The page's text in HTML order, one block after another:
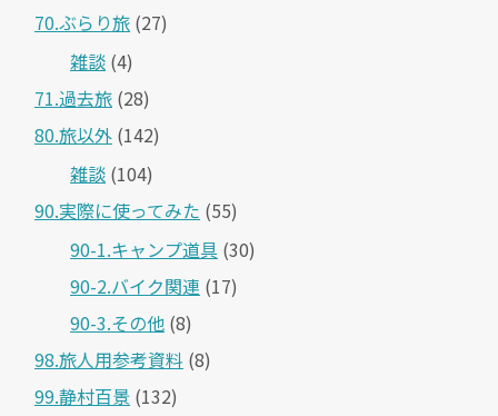
70.ぶらり旅 (27)
雑談 (4)
71.過去旅 (28)
80.旅以外 (142)
雑談 (104)
90.実際に使ってみた (55)
90-1.キャンプ道具 (30)
90-2.バイク関連 (17)
90-3.その他 (8)
98.旅人用参考資料 (8)
99.静村百景 (132)